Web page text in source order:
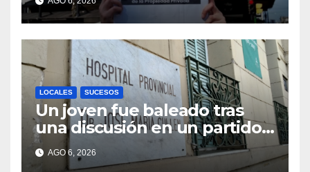
LOCALES SUCESOS
Un joven fue baleado tras
una discusión en un partido
de fútbol en Colastiné Norte
AGO 6, 2026